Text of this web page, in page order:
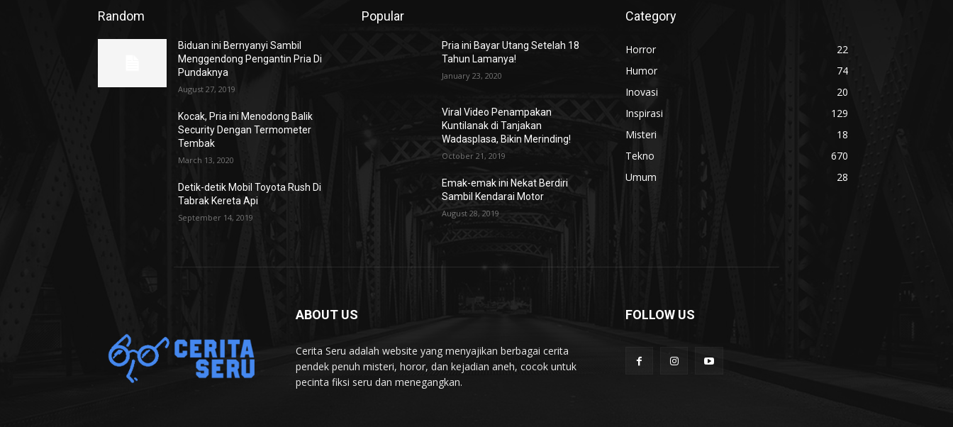
Random
Biduan ini Bernyanyi Sambil
Menggendong Pengantin Pria Di
Pundaknya
August 27, 2019
Kocak, Pria ini Menodong Balik
Security Dengan Termometer
Tembak
March 13, 2020
Detik-detik Mobil Toyota Rush Di
Tabrak Kereta Api
September 14, 2019
Popular
Pria ini Bayar Utang Setelah 18
Tahun Lamanya!
January 23, 2020
Viral Video Penampakan
Kuntilanak di Tanjakan
Wadasplasa, Bikin Merinding!
October 21, 2019
Emak-emak ini Nekat Berdiri
Sambil Kendarai Motor
August 28, 2019
Category
Horror
22
Humor
74
Inovasi
20
Inspirasi
129
Misteri
18
Tekno
670
Umum
28
ABOUT US
Cerita Seru adalah website yang menyajikan berbagai cerita
pendek penuh misteri, horor, dan kejadian aneh, cocok untuk
pecinta fiksi seru dan menegangkan.
FOLLOW US